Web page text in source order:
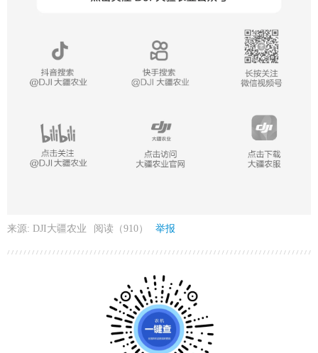
来源: DJI大疆农业 阅读（910） 举报